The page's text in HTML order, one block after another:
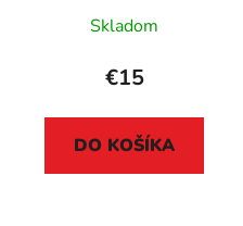
Skladom
€15
DO KOŠÍKA